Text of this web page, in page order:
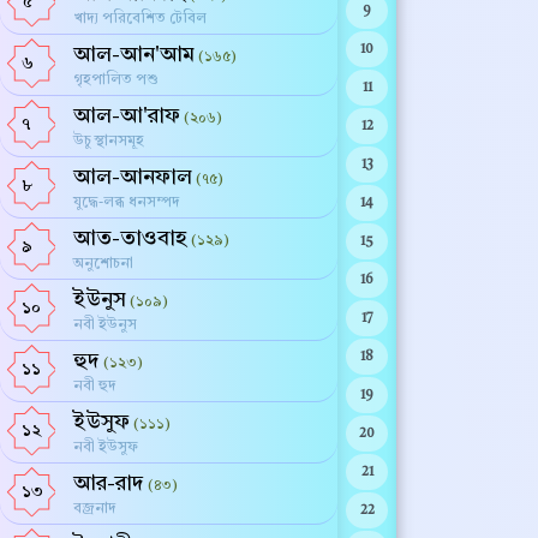
খাদ্য পরিবেশিত টেবিল
৬ আল-আন'আম (১৬৫)
গৃহপালিত পশু
৭ আল-আ'রাফ (২০৬)
উচু স্থানসমূহ
৮ আল-আনফাল (৭৫)
যুদ্ধে-লব্ধ ধনসম্পদ
৯ আত-তাওবাহ (১২৯)
অনুশোচনা
১০ ইউনুস (১০৯)
নবী ইউনুস
১১ হুদ (১২৩)
নবী হুদ
১২ ইউসুফ (১১১)
নবী ইউসুফ
১৩ আর-রাদ (৪৩)
বজ্রনাদ
9
10
11
12
13
14
15
16
17
18
19
20
21
22